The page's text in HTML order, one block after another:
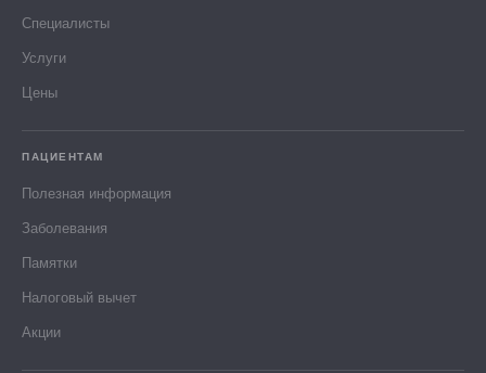
Специалисты
Услуги
Цены
ПАЦИЕНТАМ
Полезная информация
Заболевания
Памятки
Налоговый вычет
Акции